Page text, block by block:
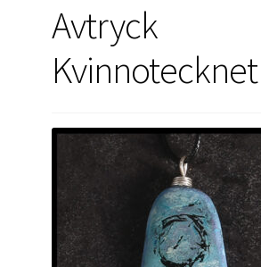
Kassan
Mitt konto
Avtryck